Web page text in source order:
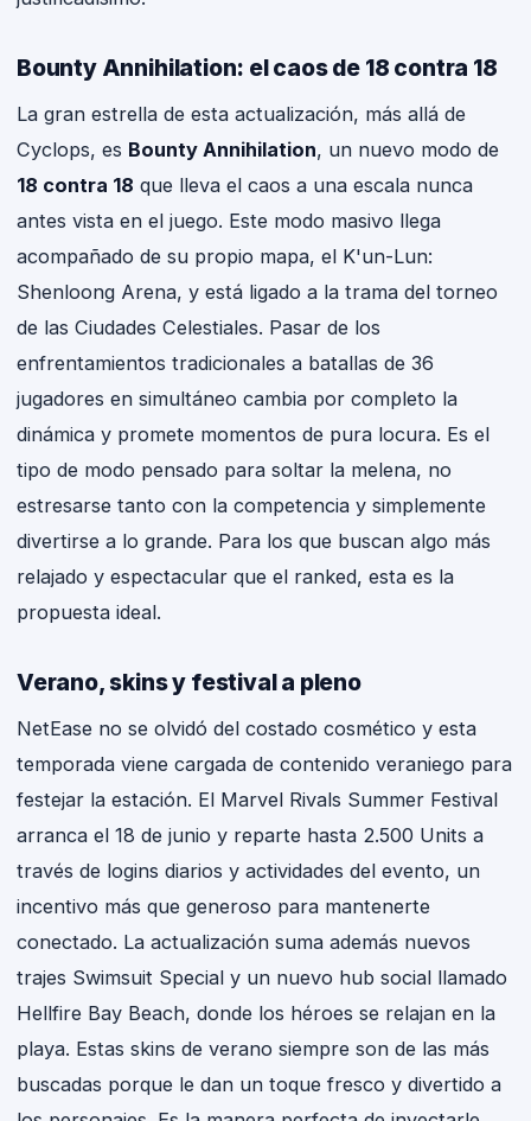
Bounty Annihilation: el caos de 18 contra 18
La gran estrella de esta actualización, más allá de
Cyclops, es Bounty Annihilation, un nuevo modo de
18 contra 18 que lleva el caos a una escala nunca
antes vista en el juego. Este modo masivo llega
acompañado de su propio mapa, el K'un-Lun:
Shenloong Arena, y está ligado a la trama del torneo
de las Ciudades Celestiales. Pasar de los
enfrentamientos tradicionales a batallas de 36
jugadores en simultáneo cambia por completo la
dinámica y promete momentos de pura locura. Es el
tipo de modo pensado para soltar la melena, no
estresarse tanto con la competencia y simplemente
divertirse a lo grande. Para los que buscan algo más
relajado y espectacular que el ranked, esta es la
propuesta ideal.
Verano, skins y festival a pleno
NetEase no se olvidó del costado cosmético y esta
temporada viene cargada de contenido veraniego para
festejar la estación. El Marvel Rivals Summer Festival
arranca el 18 de junio y reparte hasta 2.500 Units a
través de logins diarios y actividades del evento, un
incentivo más que generoso para mantenerte
conectado. La actualización suma además nuevos
trajes Swimsuit Special y un nuevo hub social llamado
Hellfire Bay Beach, donde los héroes se relajan en la
playa. Estas skins de verano siempre son de las más
buscadas porque le dan un toque fresco y divertido a